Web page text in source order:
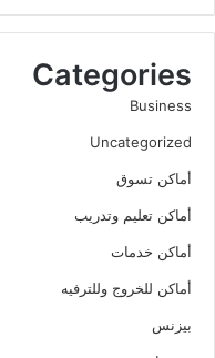
Categories
Business
Uncategorized
أماكن تسوق
أماكن تعليم وتدريب
أماكن خدمات
أماكن للخروج وللترفيه
بيزنس